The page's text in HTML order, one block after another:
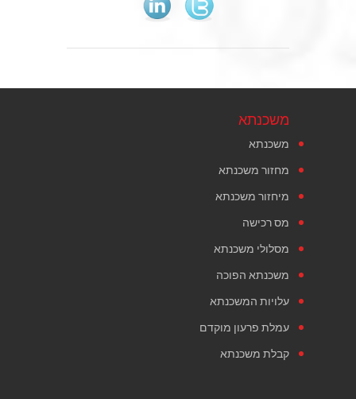
משכנתא
משכנתא
מחזור משכנתא
מיחזור משכנתא
מס רכישה
מסלולי משכנתא
משכנתא הפוכה
עלויות המשכנתא
עמלת פרעון מוקדם
קבלת משכנתא